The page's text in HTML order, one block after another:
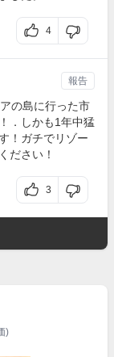
4
の島に行った市
．しかも1年中猛
！ガチでリゾー
ださい！
3
報告
)